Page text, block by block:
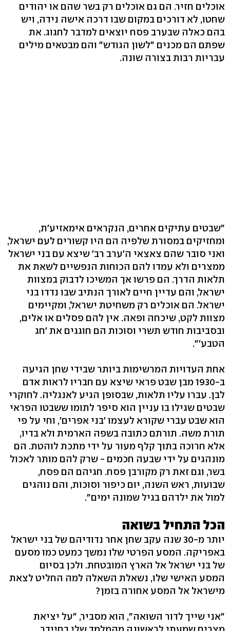
אוכלים חזיר. הם גם אוכלים רק בשר שהם או יהודים
שחטו, לא דורכים במקום שבו דרכה אישה נידה, ויש
בהם כאלה שבערב פסח יוצאים למדבר לחגוג. את
שפתם הם מכנים "לשון הגודש" והם מבטאים מילים
עבריות רבות בצורה שונה.
"שבטים עתיקים אחרים, הנקראים אימאזיע'ת,
ומחזיקים במסורת שלפיה הם היו קשורים לעם ישראל,
ואני סובר שהם צאצאי ה'ערב רב' שיצא עם בני ישראל
ממצרים ולא עמדו להם הכוחות הנפשיים לשאת את
תלאות הדרך. הם פרשו אך המשיכו לדבוק במצוות
ישראל, והם עדיין חיים לאורך הנתיב שבו נדדו בני
ישראל. הם אוכלים רק משחיטת ישראל, ומקיימים
מצוות לקט, שיכחה ופאה. אין להם פסלים או אלים,
ובסביבות חודש תשרי וסוכות הם חוגגים את 'חג
הטבע'".
אחת העדויות המרשימות ביותר שבידי שחן הגיעה
ב-1930 מבן שבט פראי שיצא עם חבריו לראות אדם
לבן. עברו עליו תלאות, שבסופן הגיע לאנגליה. לחוקרי
שבטים שגילו בו עניין הוא סיפר לתומו ששבטו הפראי
הוא שבט עברי שקורא לעצמו 'בני אפרים', וחי על פי
תורת משה. תורתם כתובה בשפה הארמית ולא בדיו,
אלא חרוכה בתוך קלף מעור על ידי מתכת לוהטת. הם
מונהגים על ידי שבעה חכמים - שרק להם מותר לאכול
בשר, וגם זאת רק מקורבן פסח. חגיהם הם פסח,
שבועות, ראש השנה, יום כיפור וסוכות, והם נוהגים
למול את ילדהם בגיל שמונה ימים".
הכל התחיל בשואה
יותר מ-30 שנה עקב שחן אחר נדודיהם של בני ישראל
באפריקה. המסע הפרטי שלו נמשך כמעט כמו מסעם
של בני ישראל אל הארץ המובטחת. ולכן בסיום
המסע האישי שלו, נשאלת השאלה למה החליט לצאת
מישראל אל המסע אחורה בזמן?
"אני שייך לדור השואה", הוא מסביר, "על יציאת